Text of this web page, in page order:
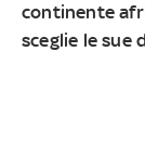
continente
sceglie le sue